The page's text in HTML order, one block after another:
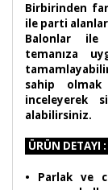
Birbirinden
ile parti
Balonlar ile
temanıza
sahip olmak
inceleyerek
alabilirsiniz.
ÜRÜN DETAYI :
• Parlak ve